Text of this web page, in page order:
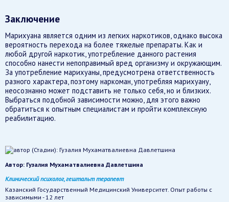
Заключение
Марихуана является одним из легких наркотиков, однако высока
вероятность перехода на более тяжелые препараты. Как и
любой другой наркотик, употребление данного растения
способно нанести непоправимый вред организму и окружающим.
За употребление марихуаны, предусмотрена ответственность
разного характера, поэтому наркоман, употребляя марихуану,
неосознанно может подставить не только себя, но и близких.
Выбраться подобной зависимости можно, для этого важно
обратиться к опытным специалистам и пройти комплексную
реабилитацию.
Автор: Гузалия Мухаматвалиевна Давлетшина
Клинический психолог, гештальт терапевт
Казанский Государственный Медицинский Университет. Опыт работы с
зависимыми - 12 лет